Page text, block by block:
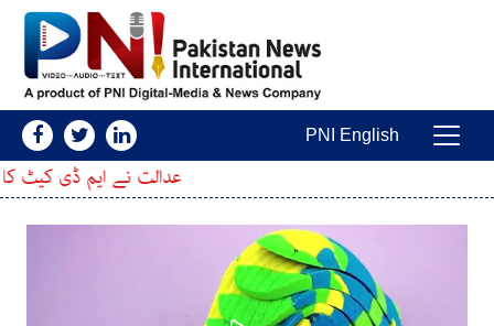
Main Navigation
PNI English
عدالت نے ایم ڈی کیٹ کا امتحان ملتوی کرنے